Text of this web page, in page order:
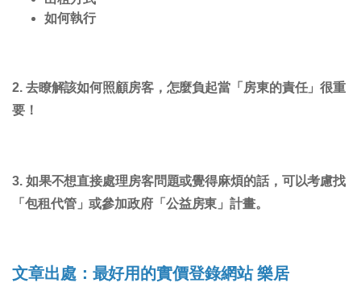
如何執行
2. 去瞭解該如何照顧房客，怎麼負起當「房東的責任」很重
要！
3. 如果不想直接處理房客問題或覺得麻煩的話，可以考慮找
「包租代管」或參加政府「公益房東」計畫。
文章出處：最好用的實價登錄網站樂居